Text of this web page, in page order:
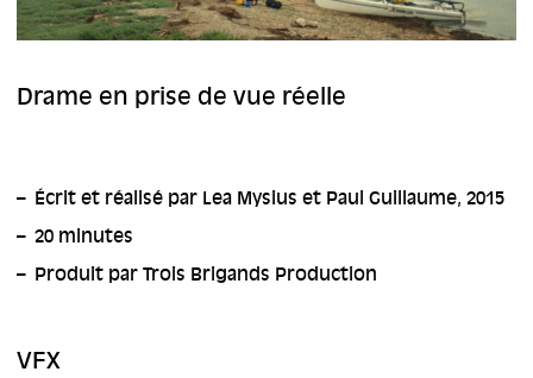
Drame en prise de vue réelle
Écrit et réalisé par Lea Mysius et Paul Guillaume, 2015
20 minutes
Produit par Trois Brigands Production
VFX